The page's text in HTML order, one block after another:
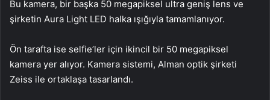
Bu kamera, bir başka 50 megapiksel ultra geniş lens ve
şirketin Aura Light LED halka ışığıyla tamamlanıyor.
Ön tarafta ise selfie’ler için ikincil bir 50 megapiksel
kamera yer alıyor. Kamera sistemi, Alman optik şirketi
Zeiss ile ortaklaşa tasarlandı.